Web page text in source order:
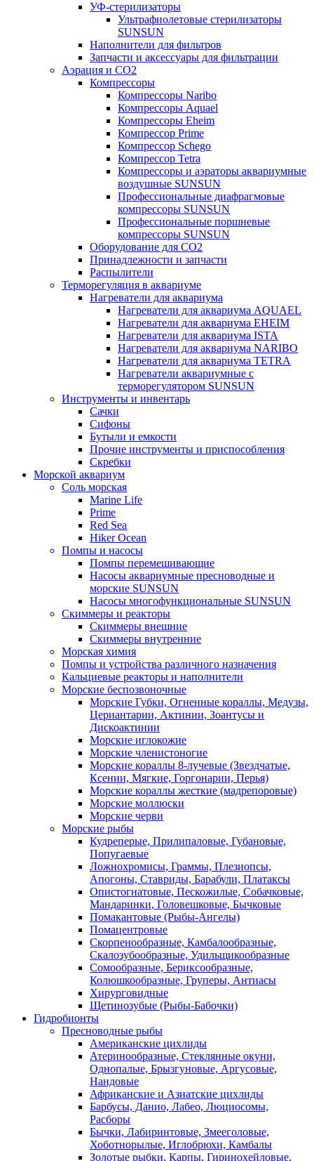
УФ-стерилизаторы
Ультрафиолетовые стерилизаторы
SUNSUN
Наполнители для фильтров
Запчасти и аксессуары для фильтрации
Аэрация и CO2
Компрессоры
Компрессоры Naribo
Компрессоры Aquael
Компрессоры Eheim
Компрессор Prime
Компрессор Schego
Компрессор Tetra
Компрессоры и аэраторы аквариумные
воздушные SUNSUN
Профессиональные диафрагмовые
компрессоры SUNSUN
Профессиональные поршневые
компрессоры SUNSUN
Оборудование для CO2
Принадлежности и запчасти
Распылители
Терморегуляция в аквариуме
Нагреватели для аквариума
Нагреватели для аквариума AQUAEL
Нагреватели для аквариума EHEIM
Нагреватели для аквариума ISTA
Нагреватели для аквариума NARIBO
Нагреватели для аквариума TETRA
Нагреватели аквариумные с
терморегулятором SUNSUN
Инструменты и инвентарь
Сачки
Сифоны
Бутыли и емкости
Прочие инструменты и приспособления
Скребки
Морской аквариум
Соль морская
Marine Life
Prime
Red Sea
Hiker Ocean
Помпы и насосы
Помпы перемешивающие
Насосы аквариумные пресноводные и
морские SUNSUN
Насосы многофункциональные SUNSUN
Скиммеры и реакторы
Скиммеры внешние
Скиммеры внутренние
Морская химия
Помпы и устройства различного назначения
Кальциевые реакторы и наполнители
Морские беспозвоночные
Морские Губки, Огненные кораллы, Медузы,
Цериантарии, Актинии, Зоантусы и
Дискоактинии
Морские иглокожие
Морские членистоногие
Морские кораллы 8-лучевые (Звездчатые,
Ксении, Мягкие, Горгонарии, Перья)
Морские кораллы жесткие (мадрепоровые)
Морские моллюски
Морские черви
Морские рыбы
Кудреперые, Прилипаловые, Губановые,
Попугаевые
Ложнохромисы, Граммы, Плезиопсы,
Апогоны, Ставриды, Барабули, Платаксы
Опистогнатовые, Пескожилые, Собачковые,
Мандаринки, Головешковые, Бычковые
Помакантовые (Рыбы-Ангелы)
Помацентровые
Скорпенообразные, Камбалообразные,
Скалозубообразные, Удильщикообразные
Сомообразные, Бериксообразные,
Колюшкообразные, Груперы, Антиасы
Хирурговидные
Щетинозубые (Рыбы-Бабочки)
Гидробионты
Пресноводные рыбы
Американские цихлиды
Атеринообразные, Стеклянные окуни,
Однопалые, Брызгуновые, Аргусовые,
Нандовые
Африканские и Азиатские цихлиды
Барбусы, Данио, Лабео, Люциосомы,
Расборы
Бычки, Лабиринтовые, Змееголовые,
Хоботнорылые, Иглобрюхи, Камбалы
Золотые рыбки, Карпы, Гиринохейловые,